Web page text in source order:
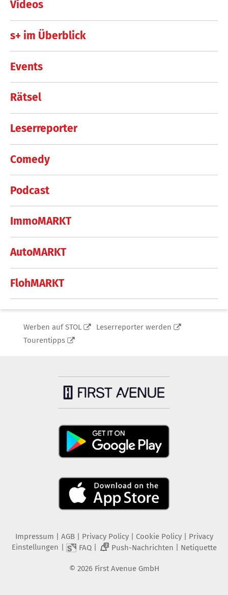
Videos
s+ im Überblick
Events
Rätsel
Leserreporter
Comedy
Podcast
ImmoMARKT
AutoMARKT
FlohMARKT
Werben auf STOL
Leserreporter werden
Tourentipps
Impressum AGB Privacy Policy| Cookie Policy| Privacy
Einstellungen
FAQ| 2 Push-Nachrichten Netiquette
© 2026 First Avenue GmbH